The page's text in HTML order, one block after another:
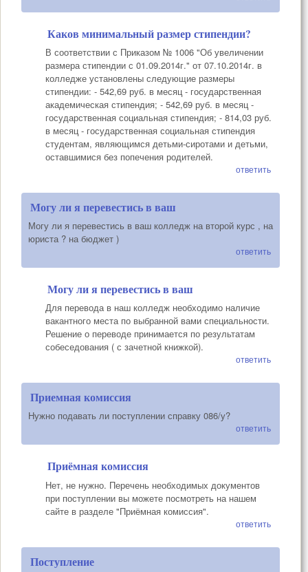
Каков минимальный размер стипендии?
В соответствии с Приказом № 1006 "Об увеличении
размера стипендии с 01.09.2014г." от 07.10.2014г. в
колледже установлены следующие размеры
стипендии: - 542,69 руб. в месяц - государственная
академическая стипендия; - 542,69 руб. в месяц -
государственная социальная стипендия; - 814,03 руб.
в месяц - государственная социальная стипендия
студентам, являющимся детьми-сиротами и детьми,
оставшимися без попечения родителей.
ответить
Могу ли я перевестись в ваш
Могу ли я перевестись в ваш колледж на второй курс , на
юриста ? на бюджет )
ответить
Могу ли я перевестись в ваш
Для перевода в наш колледж необходимо наличие
вакантного места по выбранной вами специальности.
Решение о переводе принимается по результатам
собеседования ( с зачетной книжкой).
ответить
Приемная комиссия
Нужно подавать ли поступлении справку 086/у?
ответить
Приёмная комиссия
Нет, не нужно. Перечень необходимых документов
при поступлении вы можете посмотреть на нашем
сайте в разделе "Приёмная комиссия".
ответить
Поступление